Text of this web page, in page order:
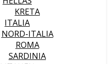
KRETA
ITALIA
NORD-ITALIA
ROMA
SARDINIA